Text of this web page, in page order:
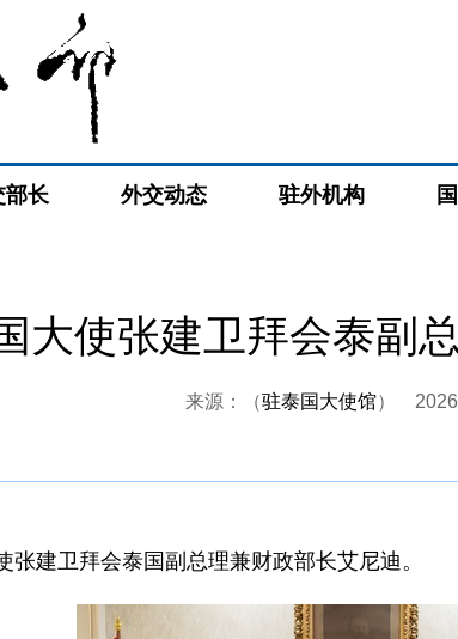
部长 外交动态 驻外机构
大使张建卫拜会泰副
来源：（驻泰国大使馆）
建卫拜会泰国副总理兼财政部长艾尼迪。